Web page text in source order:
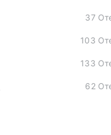
37
103
133
62